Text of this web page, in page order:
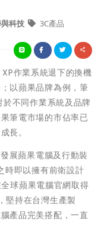
科技 3C產品
作業系統退下的換機
以蘋果品牌為例，筆
不同作業系統及品牌
筆電市場的市佔率已
長。
展蘋果電腦及行動裝
時即以擁有前衛設計
球蘋果電腦官網取得
堅持在台灣生產製
產品完美搭配，一直